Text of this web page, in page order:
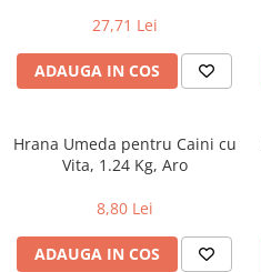
27,71 Lei
ADAUGA IN COS
Hrana Umeda pentru Caini cu
Vita, 1.24 Kg, Aro
8,80 Lei
ADAUGA IN COS